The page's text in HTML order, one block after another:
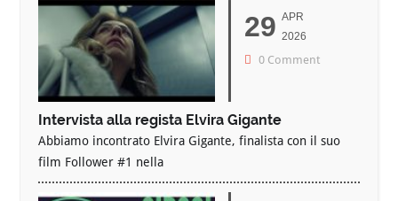
29 APR
2026
0 Comment
Intervista alla regista Elvira Gigante
Abbiamo incontrato Elvira Gigante, finalista con il suo
film Follower #1 nella